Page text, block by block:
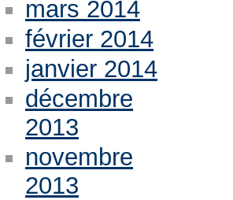
mars 2014
février 2014
janvier 2014
décembre
2013
novembre
2013